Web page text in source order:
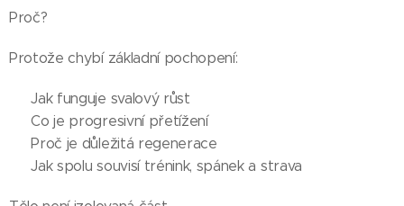
Proč?
Protože chybí základní pochopení:
✨ Jak funguje svalový růst
✨ Co je progresivní přetížení
✨ Proč je důležitá regenerace
✨ Jak spolu souvisí trénink, spánek a strava